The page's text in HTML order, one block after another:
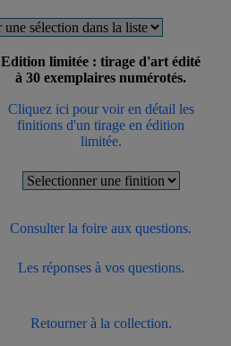
Edition limitée : tirage d'art édité
à 30 exemplaires numérotés.
Cliquez ici pour voir en détail les
finitions d'un tirage en édition
limitée.
Consulter la foire aux questions.
Les réponses à vos questions.
Retourner à la collection.